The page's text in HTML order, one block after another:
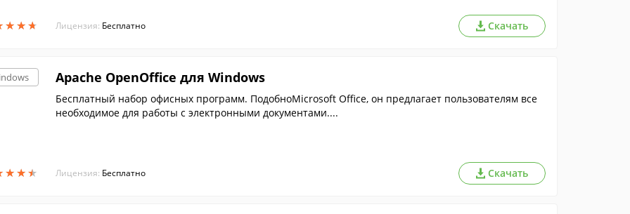
★★★
★★★ Лицензия: Бесплатно Скачать
★★★
★★★
Apache OpenOffice для Windows
Бесплатный набор офисных программ. ПодобноMicrosoft Office, он предлагает пользователям все
необходимое для работы с электронными документами....
Лицензия: Бесплатно Скачать